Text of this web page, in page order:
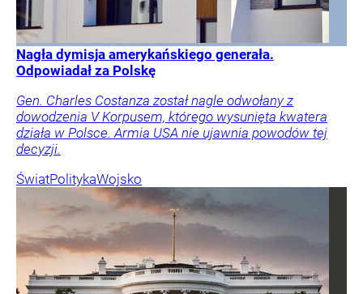
Nagła dymisja amerykańskiego generała.
Odpowiadał za Polskę
Gen. Charles Costanza został nagle odwołany z
dowodzenia V Korpusem, którego wysunięta kwatera
działa w Polsce. Armia USA nie ujawnia powodów tej
decyzji.
ŚwiatPolitykaWojsko